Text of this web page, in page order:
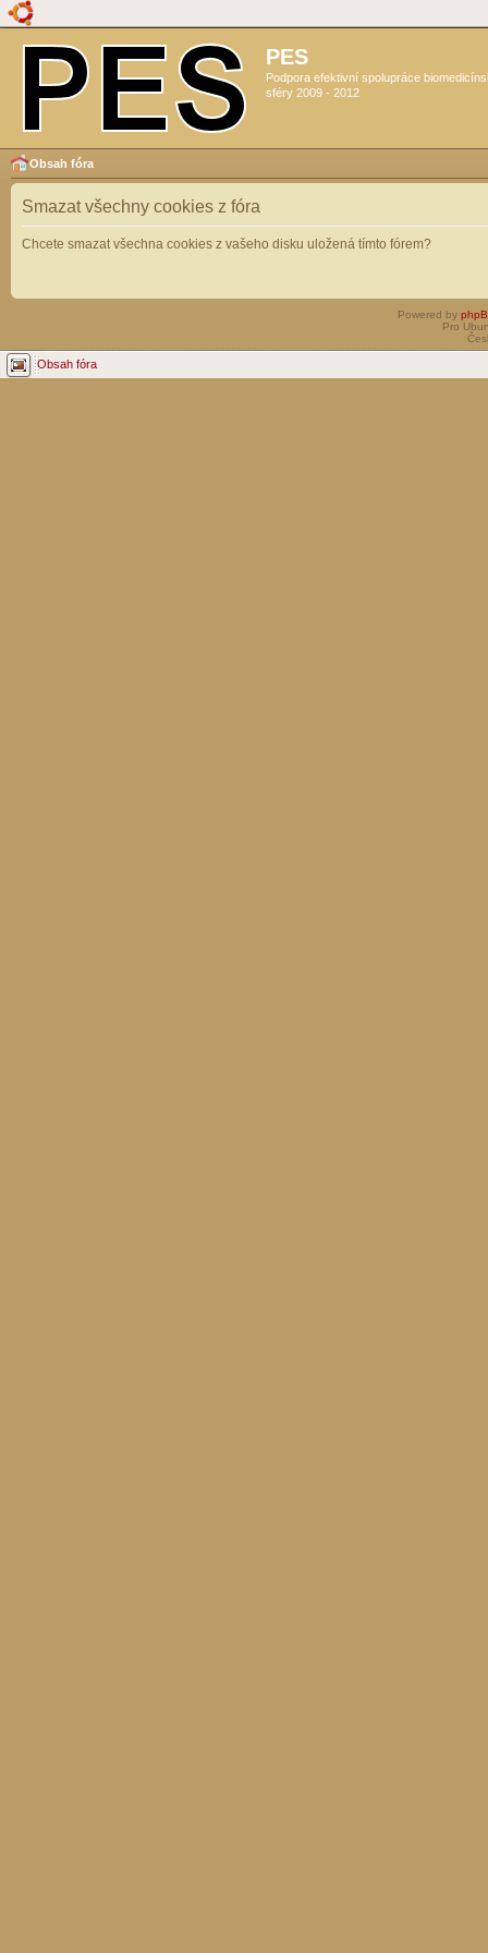
PES
Podpora efektivní spolupráce
sféry 2009 - 2012
Obsah fóra
Smazat všechny cookies z fóra
Chcete smazat všechna cookies z vašeho disku uložená tímto fórem?
Powered by
Pro
Obsah fóra